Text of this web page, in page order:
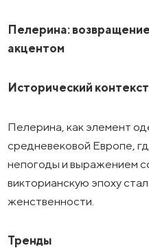
Пелерина:
акцентом
Исторический контекст
Пелерина, как элемент
средневековой Европе,
непогоды и выражением
викторианскую эпоху
женственности.
Тренды